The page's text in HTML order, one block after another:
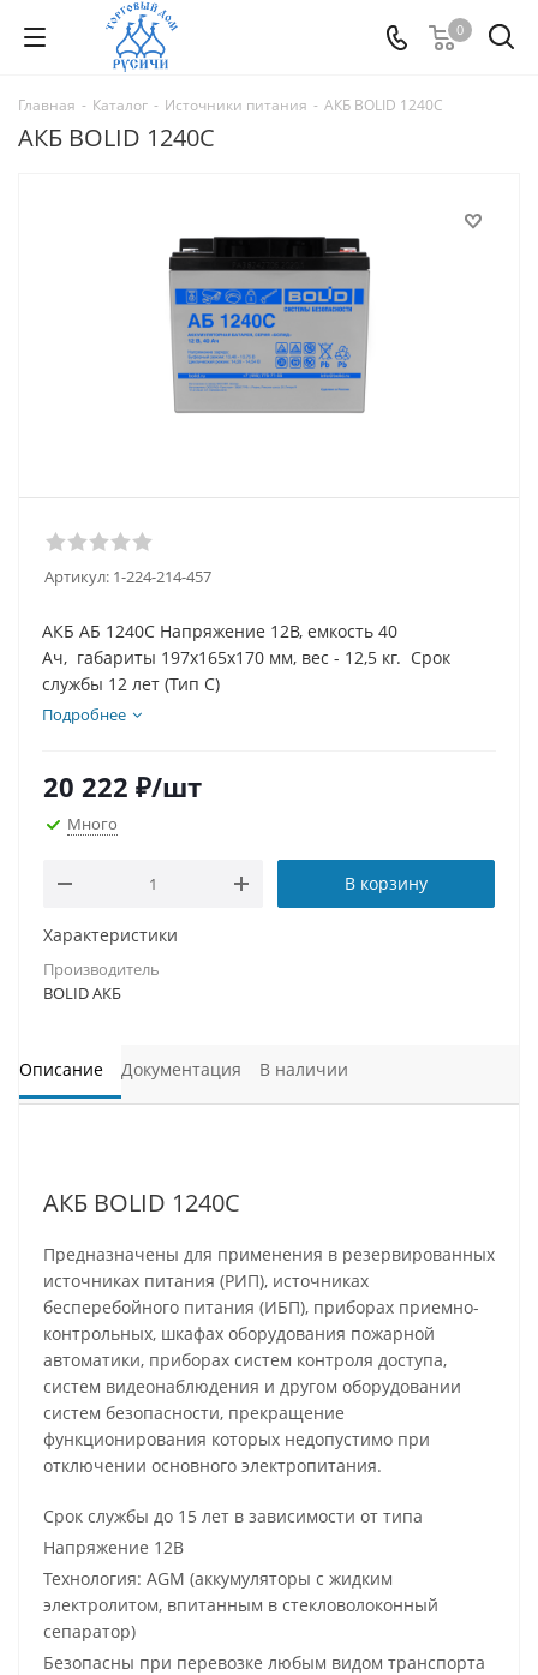
0
Главная - Каталог - Источники питания - АКБ BOLID 1240С
АКБ BOLID 1240С
Артикул: 1-224-214-457
АКБ АБ 1240С Напряжение 12В, емкость 40
Ач, габариты 197х165х170 мм, вес - 12,5 кг. Срок
службы 12 лет (Тип С)
Подробнее
20 222 ₽/шт
Много
В корзину
Характеристики
Производитель
BOLID АКБ
Описание Документация В наличии
АКБ BOLID 1240С
Предназначены для применения в резервированных
источниках питания (РИП), источниках
бесперебойного питания (ИБП), приборах приемно-
контрольных, шкафах оборудования пожарной
автоматики, приборах систем контроля доступа,
систем видеонаблюдения и другом оборудовании
систем безопасности, прекращение
функционирования которых недопустимо при
отключении основного электропитания.
Срок службы до 15 лет в зависимости от типа
Напряжение 12В
Технология: AGM (аккумуляторы с жидким
электролитом, впитанным в стекловолоконный
сепаратор)
Безопасны при перевозке любым видом транспорта